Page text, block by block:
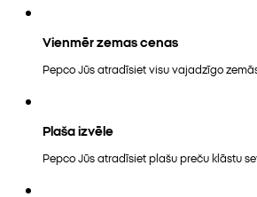
Vienmēr zemas cenas
Pepco Jūs atradīsiet visu vajadzīgo
Plaša izvēle
Pepco Jūs atradīsiet plašu preču klāstu